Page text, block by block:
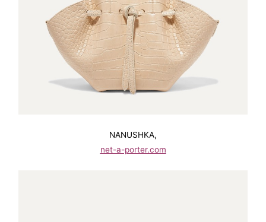
NANUSHKA,
net-a-porter.com